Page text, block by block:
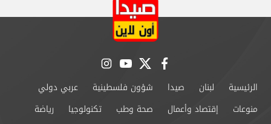
facebook
twitter
youtube
instagram
الرئيسية لبنان صيدا شؤون فلسطينية
عربي دولي
منوعات
إقتصاد وأعمال صحة وطب تكنولوجيا
رياضة